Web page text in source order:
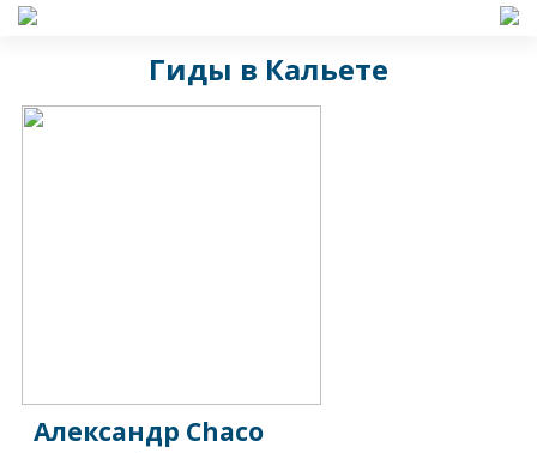
Гиды в Кальете
Александр Chaco